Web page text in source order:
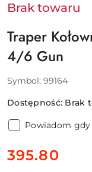
Brak towaru
Traper
4/6 Gun
Symbol: 99164
Dostępność: Brak
Powiadom
cena:
395.80